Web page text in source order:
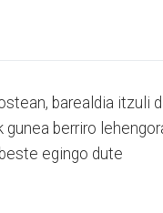
barealdia itzuli
gunea berriro
egingo dute